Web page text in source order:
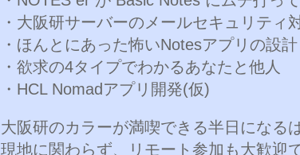
・大阪研サーバーのメールセキュリティ
・ほんとにあった怖いNotesアプリの設計
・欲求の4タイプでわかるあなたと他人
・HCL Nomadアプリ開発(仮)
大阪研のカラーが満喫できる半日になるは
現地に関わらず、リモート参加も大歓迎で